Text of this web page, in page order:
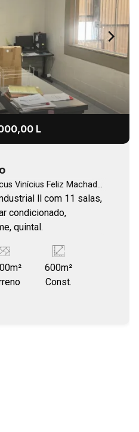
L
Vinícius Feliz Machado
ll com 11 salas,
condicionado,
quintal.
600m²
Const.